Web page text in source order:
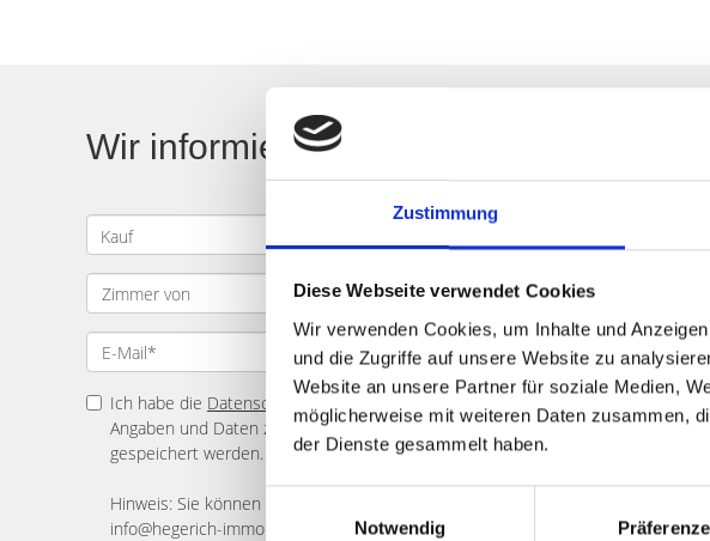
Zustimmung
Diese Webseite verwendet Cookies
Wir verwenden Cookies, um Inhalte und
und die Zugriffe auf unsere Website zu
Website an unsere Partner für soziale Medien,
möglicherweise mit weiteren Daten zusammen,
der Dienste gesammelt haben.
Notwendig
Wir informieren Sie automatisch über
Ich habe die Datenschutzerklärung
zur Kenntnis genommen. Ich stimme zu,
Angaben und Daten zur Beantwortung meiner Anfrage elektronisch erhoben
gespeichert werden.
Hinweis: Sie können Ihre Einwilligung jederzeit für die Zukunft per E-Mail an
info@hegerich-immobilien.de widerrufen. *